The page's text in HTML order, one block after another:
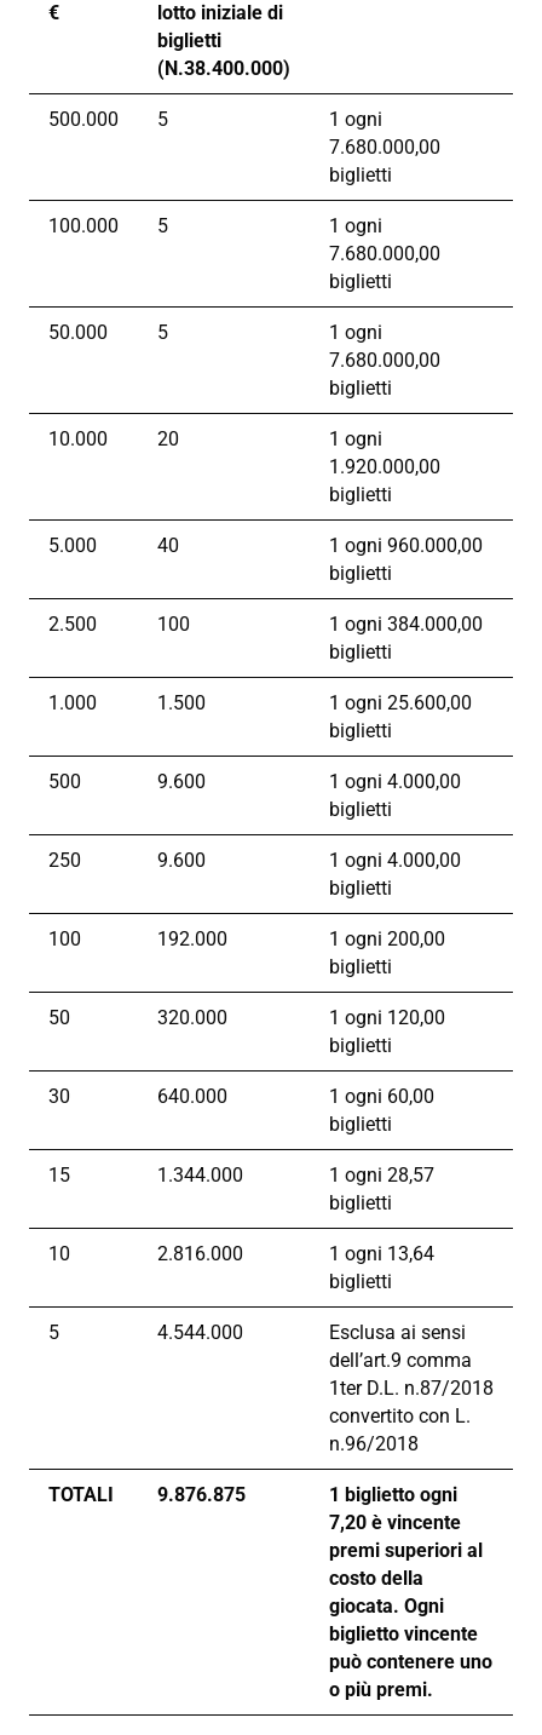
€
lotto iniziale di
biglietti
(N.38.400.000)
500.000 5
1 ogni
7.680.000,00
biglietti
100.000 5
1 ogni
7.680.000,00
biglietti
50.000 5
1 ogni
7.680.000,00
biglietti
10.000 20
1 ogni
1.920.000,00
biglietti
5.000 40
1 ogni 960.000,00
biglietti
2.500 100
1 ogni 384.000,00
biglietti
1.000 1.500
1 ogni 25.600,00
biglietti
500 9.600
1 ogni 4.000,00
biglietti
250 9.600
1 ogni 4.000,00
biglietti
100 192.000
1 ogni 200,00
biglietti
50 320.000
1 ogni 120,00
biglietti
30 640.000
1 ogni 60,00
biglietti
15 1.344.000
1 ogni 28,57
biglietti
10 2.816.000
1 ogni 13,64
biglietti
5 4.544.000
Esclusa ai sensi
dell’art.9 comma
1ter D.L. n.87/2018
convertito con L.
n.96/2018
TOTALI 9.876.875
1 biglietto ogni
7,20 è vincente
premi superiori al
costo della
giocata. Ogni
biglietto vincente
può contenere uno
o più premi.